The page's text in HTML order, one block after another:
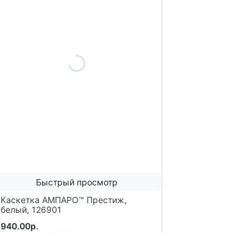
Быстрый просмотр
Каскетка АМПАРО™ Престиж,
белый, 126901
940.00р.